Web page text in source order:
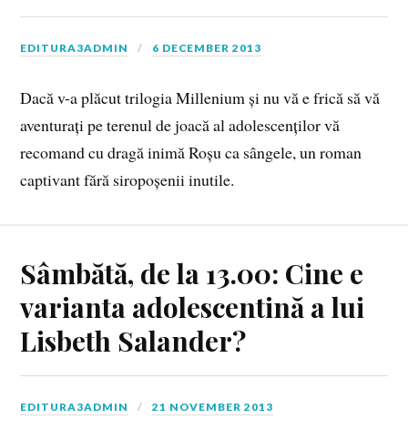
EDITURA3ADMIN 6 DECEMBER 2013
Dacă v-a plăcut trilogia Millenium și nu vă e frică să vă
aventurați pe terenul de joacă al adolescenților vă
recomand cu dragă inimă Roșu ca sângele, un roman
captivant fără siropoșenii inutile.
Sâmbătă, de la 13.00: Cine e
varianta adolescentină a lui
Lisbeth Salander?
EDITURA3ADMIN 21 NOVEMBER 2013